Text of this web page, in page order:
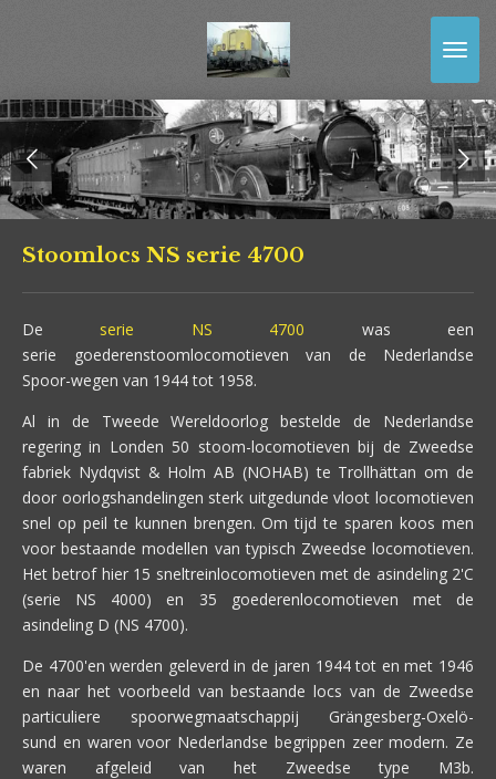
de
hoofdinhoud
Stoomlocs NS serie 4700
De serie NS 4700 was een
serie goederenstoomlocomotieven van de Nederlandse
Spoor-wegen van 1944 tot 1958.
Al in de Tweede Wereldoorlog bestelde de Nederlandse
regering in Londen 50 stoom-locomotieven bij de Zweedse
fabriek Nydqvist & Holm AB (NOHAB) te Trollhättan om de
door oorlogshandelingen sterk uitgedunde vloot locomotieven
snel op peil te kunnen brengen. Om tijd te sparen koos men
voor bestaande modellen van typisch Zweedse locomotieven.
Het betrof hier 15 sneltreinlocomotieven met de asindeling 2'C
(serie NS 4000) en 35 goederenlocomotieven met de
asindeling D (NS 4700).
De 4700'en werden geleverd in de jaren 1944 tot en met 1946
en naar het voorbeeld van bestaande locs van de Zweedse
particuliere spoorwegmaatschappij Grängesberg-Oxelö-
sund en waren voor Nederlandse begrippen zeer modern. Ze
waren afgeleid van het Zweedse type M3b.